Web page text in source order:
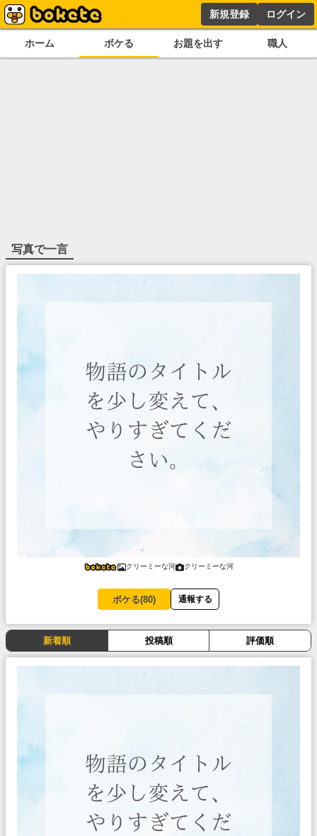
新規登録 ログイン
ホーム ボケる お題を出す 職人
写真で一言
クリーミーな河 クリーミーな河
ボケる(80) 通報する
新着順 投稿順 評価順